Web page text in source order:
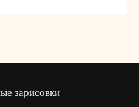
зарисовки